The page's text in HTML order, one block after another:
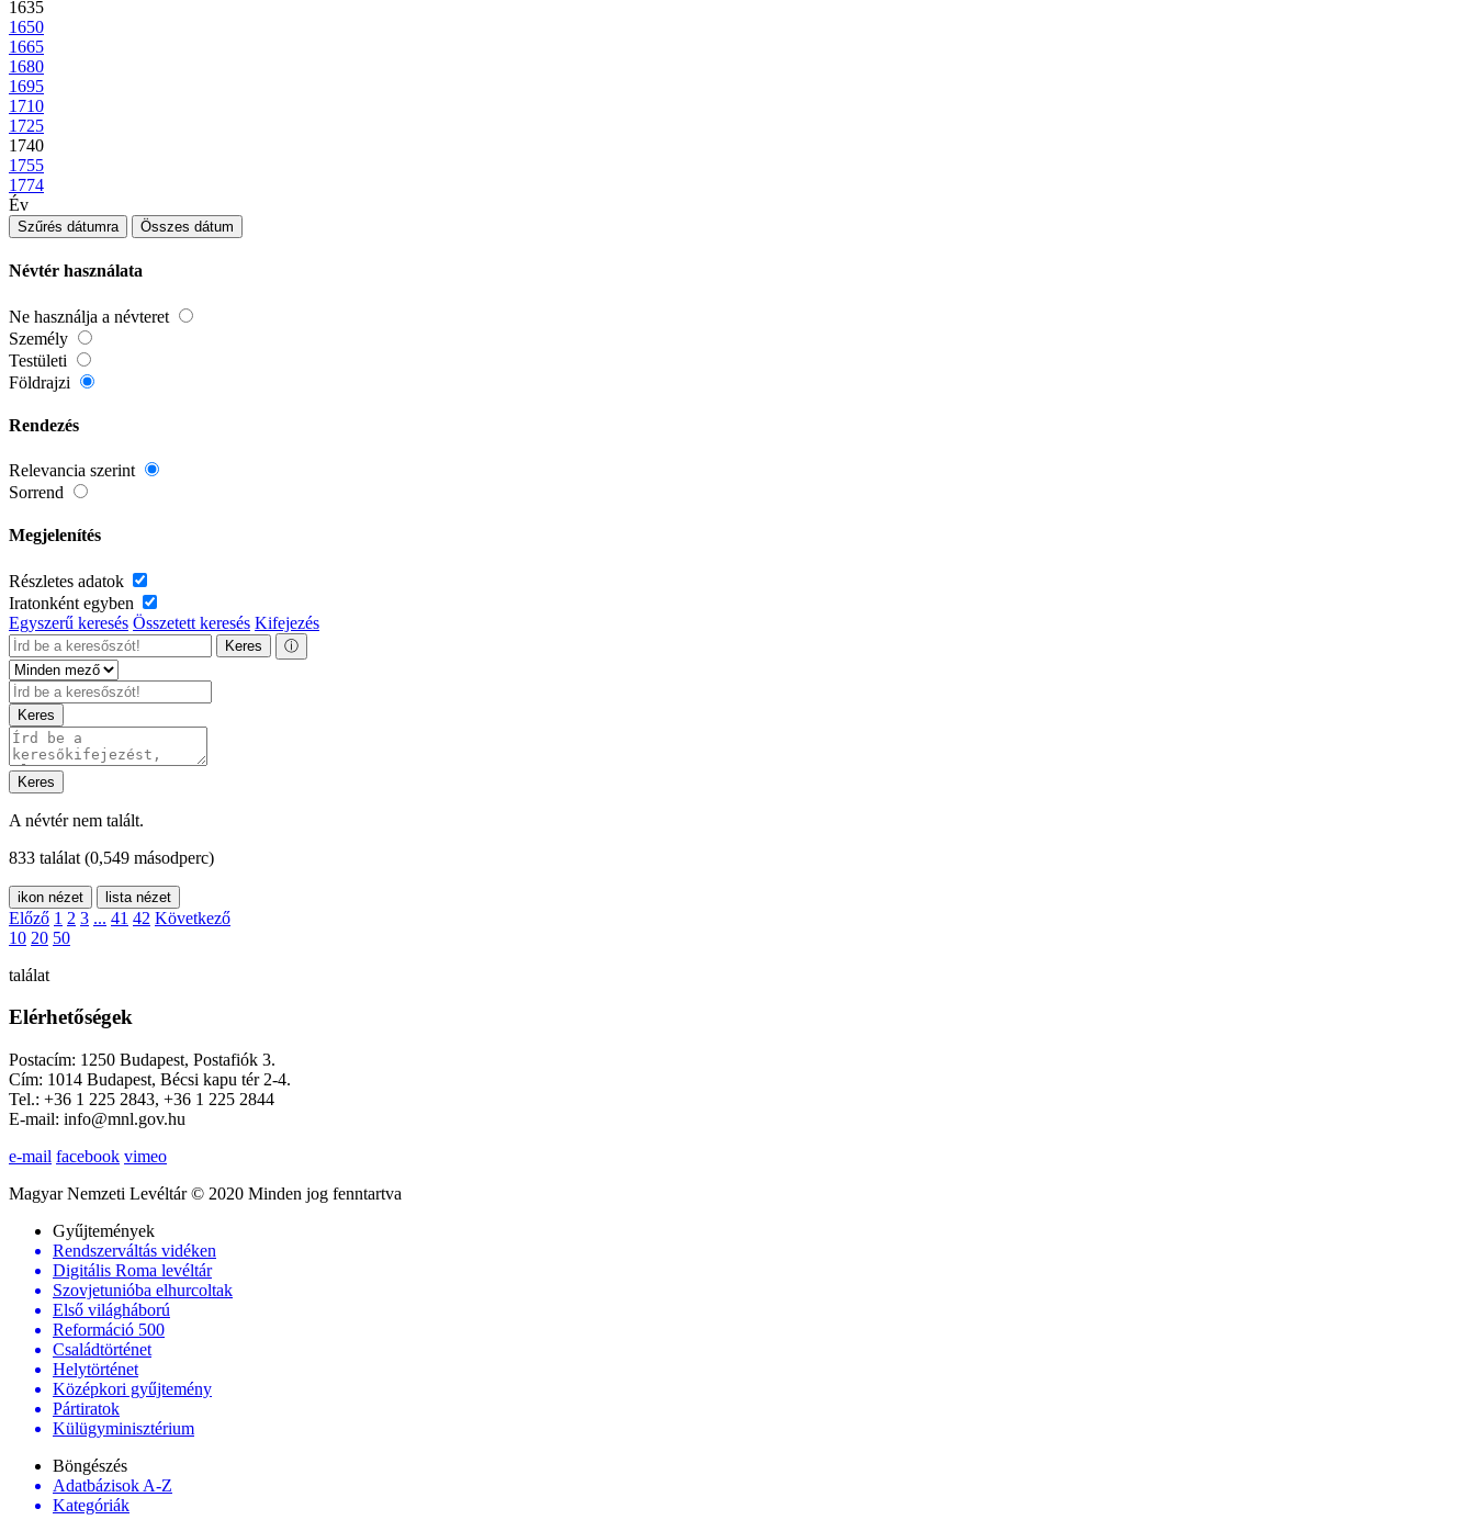
1635
1650
1665
1680
1695
1710
1725
1740
1755
1774
Év
Szűrés dátumra Összes dátum
Névtér használata
Ne használja a névteret
Személy
Testületi
Földrajzi
Rendezés
Relevancia szerint
Sorrend
Megjelenítés
Részletes adatok
Iratonként egyben
Egyszerű keresés Összetett keresés Kifejezés
Keres ⓘ
Keres
Keres
A névtér nem talált.
833 találat (0,549 másodperc)
ikon nézet lista nézet
Előző 1 2 3 ... 41 42 Következő
10 20 50
találat
Elérhetőségek
Postacím: 1250 Budapest, Postafiók 3.
Cím: 1014 Budapest, Bécsi kapu tér 2-4.
Tel.: +36 1 225 2843, +36 1 225 2844
E-mail: info@mnl.gov.hu
e-mail facebook vimeo
Magyar Nemzeti Levéltár © 2020 Minden jog fenntartva
Gyűjtemények
Rendszerváltás vidéken
Digitális Roma levéltár
Szovjetunióba elhurcoltak
Első világháború
Reformáció 500
Családtörténet
Helytörténet
Középkori gyűjtemény
Pártiratok
Külügyminisztérium
Böngészés
Adatbázisok A-Z
Kategóriák